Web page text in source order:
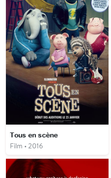
Tous en scène
Film • 2016